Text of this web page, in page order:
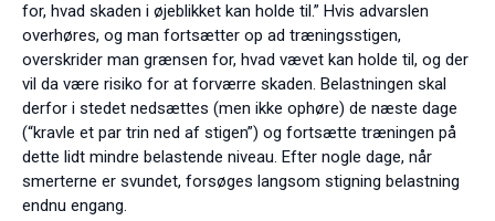
for, hvad skaden i øjeblikket kan holde til.” Hvis advarslen
overhøres, og man fortsætter op ad træningsstigen,
overskrider man grænsen for, hvad vævet kan holde til, og der
vil da være risiko for at forværre skaden. Belastningen skal
derfor i stedet nedsættes (men ikke ophøre) de næste dage
(“kravle et par trin ned af stigen”) og fortsætte træningen på
dette lidt mindre belastende niveau. Efter nogle dage, når
smerterne er svundet, forsøges langsom stigning belastning
endnu engang.